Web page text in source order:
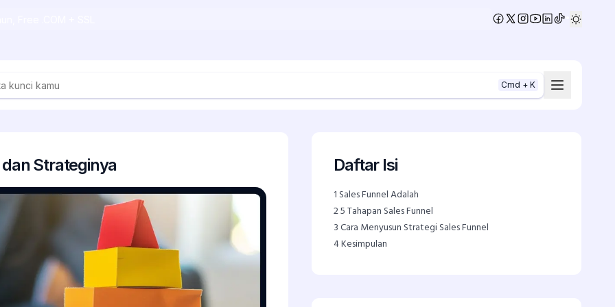
Cmd + K
Strateginya Daftar Isi
1 Sales Funnel Adalah
25 Tahapan Sales Funnel
3Cara Menyusun Strategi Sales Funnel
4Kesimpulan